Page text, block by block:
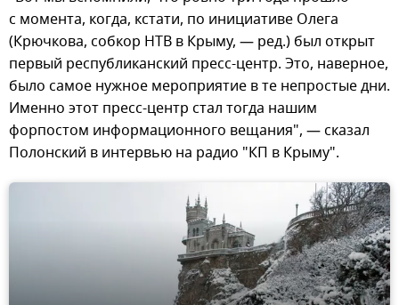
с момента, когда, кстати, по инициативе Олега
(Крючкова, собкор НТВ в Крыму, — ред.) был открыт
первый республиканский пресс-центр. Это, наверное,
было самое нужное мероприятие в те непростые дни.
Именно этот пресс-центр стал тогда нашим
форпостом информационного вещания", — сказал
Полонский в интервью на радио "КП в Крыму".